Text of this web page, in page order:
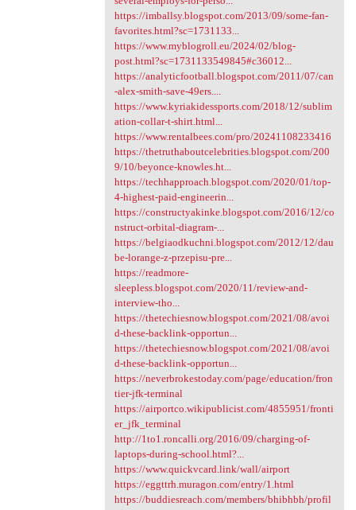
https://imballsy.blogspot.com/2013/09/some-fan-
favorites.html?sc=1731133...
https://www.myblogroll.eu/2024/02/blog-
post.html?sc=1731133549845#c36012...
https://analyticfootball.blogspot.com/2011/07/can
-alex-smith-save-49ers....
https://www.kyriakidessports.com/2018/12/sublim
ation-collar-t-shirt.html...
https://www.rentalbees.com/pro/20241108233416
https://thetruthaboutcelebrities.blogspot.com/200
9/10/beyonce-knowles.ht...
https://techhapproach.blogspot.com/2020/01/top-
4-highest-paid-engineerin...
https://constructyakinke.blogspot.com/2016/12/co
nstruct-orbital-diagram-...
https://belgiaodkuchni.blogspot.com/2012/12/dau
be-lorange-z-przepisu-pre...
https://readmore-
sleepless.blogspot.com/2020/11/review-and-
interview-tho...
https://thetechiesnow.blogspot.com/2021/08/avoi
d-these-backlink-opportun...
https://thetechiesnow.blogspot.com/2021/08/avoi
d-these-backlink-opportun...
https://neverbrokestoday.com/page/education/fron
tier-jfk-terminal
https://airportco.wikipublicist.com/4855951/fronti
er_jfk_terminal
http://1to1.roncalli.org/2016/09/charging-of-
laptops-during-school.html?...
https://www.quickvcard.link/wall/airport
https://eggttrh.muragon.com/entry/1.html
https://buddiesreach.com/members/bhibhbh/profil